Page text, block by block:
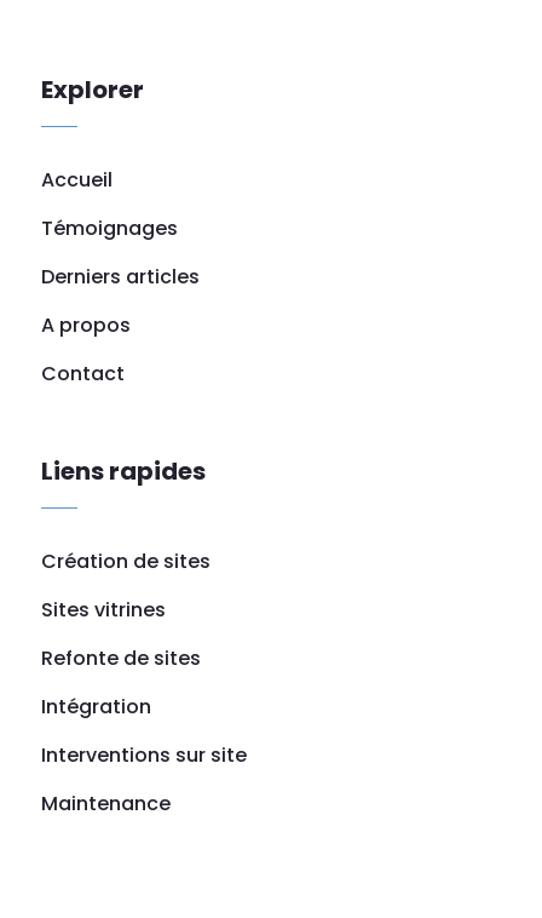
Explorer
Accueil
Témoignages
Derniers articles
A propos
Contact
Liens rapides
Création de sites
Sites vitrines
Refonte de sites
Intégration
Interventions sur site
Maintenance